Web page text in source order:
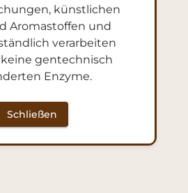
•
08-06 09:44#5efe6abe10
künstlichen
Aromastoffen und
verarbeiten
gentechnisch
Enzyme.
Schließen